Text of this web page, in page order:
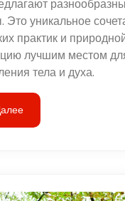
Это уникальное
практик и
лучшим местом
тела и духа.